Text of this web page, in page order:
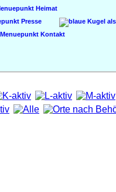
Heimat
Presse
Kontakt